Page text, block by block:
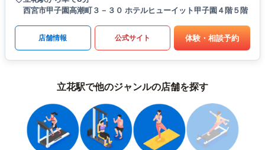
西宮市甲子園高潮町３－３０ ホテルヒューイット甲子園４階５階
店舗情報 公式サイト 体験・相談予約
立花駅で他のジャンルの店舗を探す